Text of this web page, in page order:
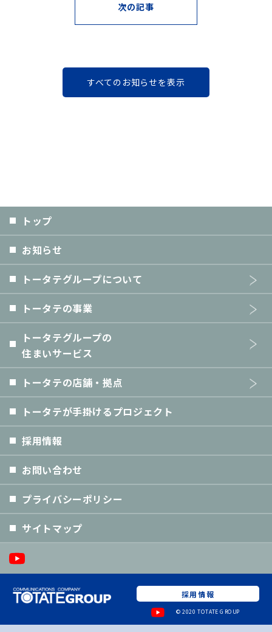
次の記事
すべてのお知らせを表示
トップ
お知らせ
トータテグループについて
トータテの事業
トータテグループの
住まいサービス
トータテの店舗・拠点
トータテが手掛けるプロジェクト
採用情報
お問い合わせ
プライバシーポリシー
サイトマップ
採用情報
© 2020 TOTATE GROUP